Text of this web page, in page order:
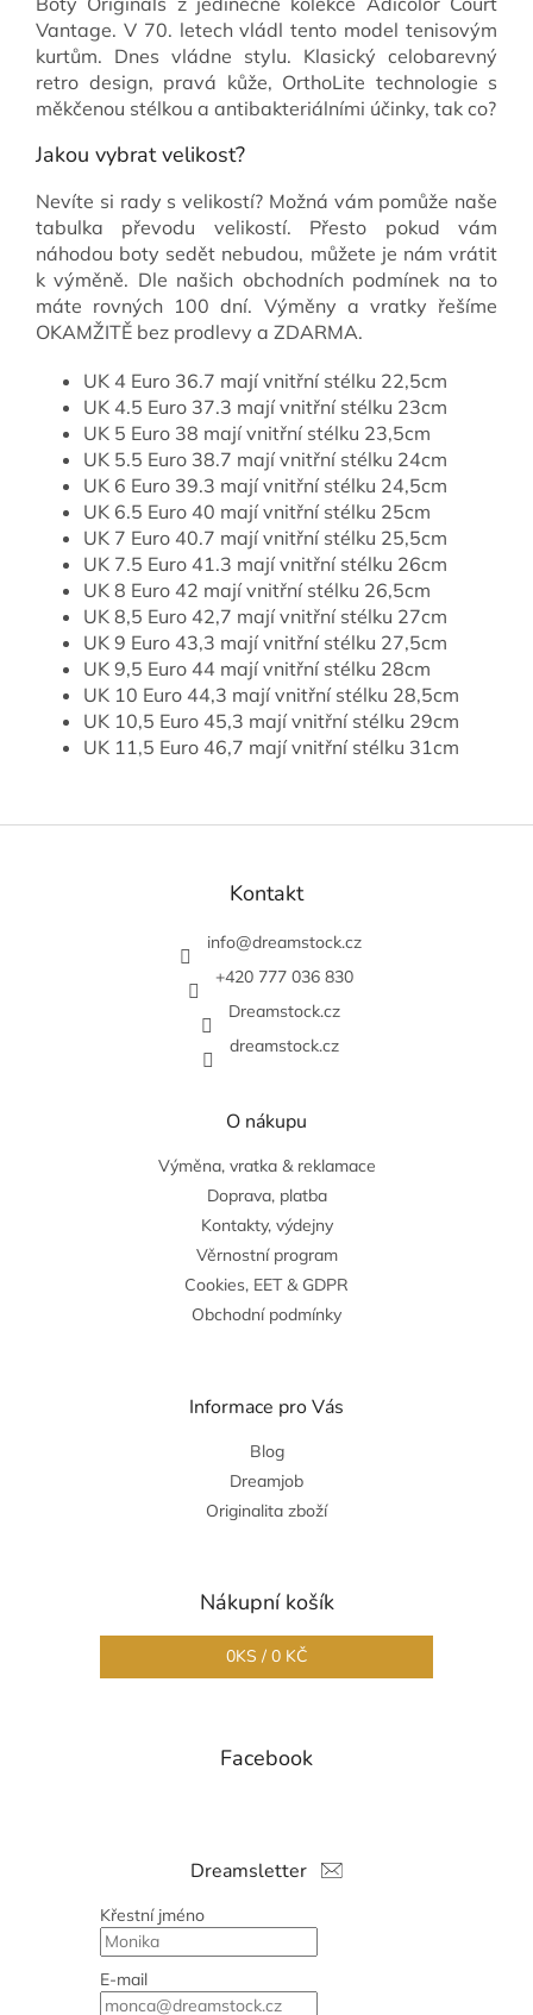
Vantage. V 70. letech vládl tento model tenisovým
kurtům. Dnes vládne stylu. Klasický celobarevný
retro design, pravá kůže, OrthoLite technologie s
měkčenou stélkou a antibakteriálními účinky, tak co?
Jakou vybrat velikost?
Nevíte si rady s velikostí? Možná vám pomůže naše
tabulka převodu velikostí. Přesto pokud vám
náhodou boty sedět nebudou, můžete je nám vrátit
k výměně. Dle našich obchodních podmínek na to
máte rovných 100 dní. Výměny a vratky řešíme
OKAMŽITĚ bez prodlevy a ZDARMA.
UK 4 Euro 36.7 mají vnitřní stélku 22,5cm
UK 4.5 Euro 37.3 mají vnitřní stélku 23cm
UK 5 Euro 38 mají vnitřní stélku 23,5cm
UK 5.5 Euro 38.7 mají vnitřní stélku 24cm
UK 6 Euro 39.3 mají vnitřní stélku 24,5cm
UK 6.5 Euro 40 mají vnitřní stélku 25cm
UK 7 Euro 40.7 mají vnitřní stélku 25,5cm
UK 7.5 Euro 41.3 mají vnitřní stélku 26cm
UK 8 Euro 42 mají vnitřní stélku 26,5cm
UK 8,5 Euro 42,7 mají vnitřní stélku 27cm
UK 9 Euro 43,3 mají vnitřní stélku 27,5cm
UK 9,5 Euro 44 mají vnitřní stélku 28cm
UK 10 Euro 44,3 mají vnitřní stélku 28,5cm
UK 10,5 Euro 45,3 mají vnitřní stélku 29cm
UK 11,5 Euro 46,7 mají vnitřní stélku 31cm
Z
Kontakt
info@dreamstock.cz
+420 777 036 830
Dreamstock.cz
dreamstock.cz
O nákupu
Výměna, vratka & reklamace
Doprava, platba
Kontakty, výdejny
Věrnostní program
Cookies, EET & GDPR
Obchodní podmínky
Informace pro Vás
Blog
Dreamjob
Originalita zboží
Nákupní košík
0KS / 0 KČ
Facebook
Dreamsletter
Křestní jméno
E-mail